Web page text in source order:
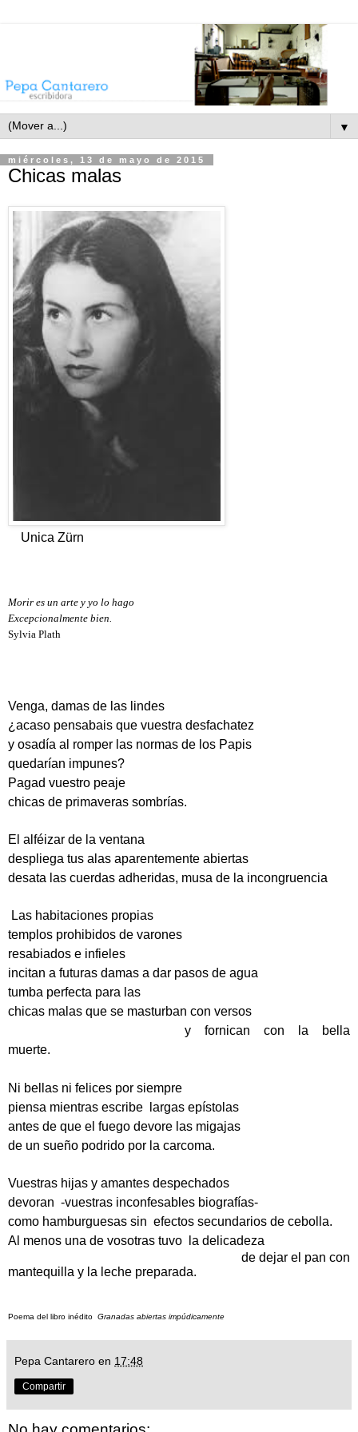
▼
miércoles, 13 de mayo de 2015
Chicas malas
Unica Zürn
Morir es un arte y yo lo hago
Excepcionalmente bien.
Sylvia Plath
Venga, damas de las lindes
¿acaso pensabais que vuestra desfachatez
y osadía al romper las normas de los Papis
quedarían impunes?
Pagad vuestro peaje
chicas de primaveras sombrías.
El alféizar de la ventana
despliega tus alas aparentemente abiertas
desata las cuerdas adheridas, musa de la incongruencia
Las habitaciones propias
templos prohibidos de varones
resabiados e infieles
incitan a futuras damas a dar pasos de agua
tumba perfecta para las
chicas malas que se masturban con versos
y fornican con la bella
muerte.
Ni bellas ni felices por siempre
piensa mientras escribe largas epístolas
antes de que el fuego devore las migajas
de un sueño podrido por la carcoma.
Vuestras hijas y amantes despechados
devoran -vuestras inconfesables biografías-
como hamburguesas sin efectos secundarios de cebolla.
Al menos una de vosotras tuvo la delicadeza
de dejar el pan con
mantequilla y la leche preparada.
Poema del libro inédito Granadas abiertas impúdicamente
Pepa Cantarero en 17:48
Compartir